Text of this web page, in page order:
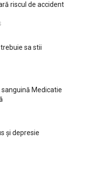
riscul de accident
sa stii
Medicatie
și depresie